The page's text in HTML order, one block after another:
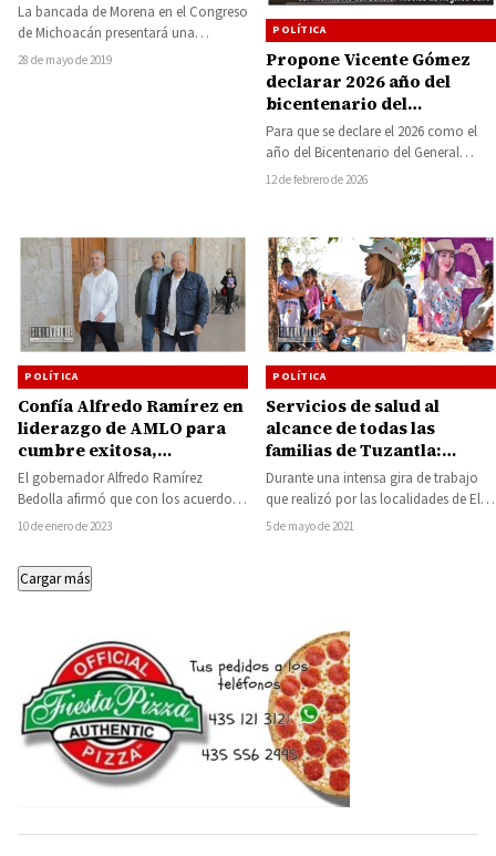
La bancada de Morena en el Congreso
de Michoacán presentará una
iniciativa en la que se platantea la…
28 de mayo de 2019
POLÍTICA
Propone Vicente Gómez
declarar 2026 año del
bicentenario del
nacimiento del General
Nicolás de Régules Cano
Para que se declare el 2026 como el
año del Bicentenario del General
Nicolás de Régules Cano y…
12 de febrero de 2026
POLÍTICA
Confía Alfredo Ramírez en
liderazgo de AMLO para
cumbre exitosa,
Michoacán beneficiado
con resultados
El gobernador Alfredo Ramírez
Bedolla afirmó que con los acuerdos
generados de la Décima Cumbre de
10 de enero de 2023
POLÍTICA
Servicios de salud al
alcance de todas las
familias de Tuzantla:
Jazmín Arroyo
Durante una intensa gira de trabajo
que realizó por las localidades de El
Fresno y El Pantano, la…
5 de mayo de 2021
Cargar más